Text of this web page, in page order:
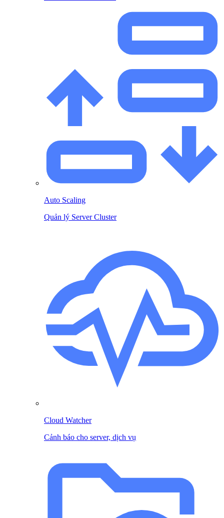
Auto Scaling
Quản lý Server Cluster
Cloud Watcher
Cảnh báo cho server, dịch vụ